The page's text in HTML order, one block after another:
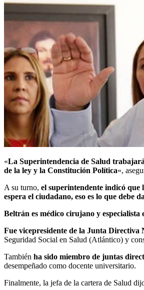
«La Superintendencia de Salud
de la ley y la Constitución Política«,
A su turno, el superintendente indicó que
espera el ciudadano, eso es lo que debe
Beltrán es médico cirujano y especialista
Fue vicepresidente de la Junta Directiva
Seguridad Social en Salud (Atlántico) y
También ha sido miembro de juntas
desempeñado como docente universitario.
Finalmente, la jefa de la cartera de Salud